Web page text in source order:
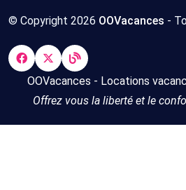
© Copyright 2026 OOVacances -
OOVacances - Locations
Offrez vous la liberté et le